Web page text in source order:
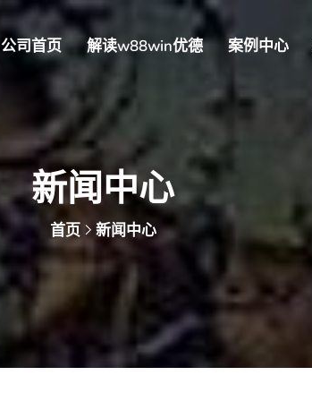
公司首页 解读w88win优德 案例中心
新闻中心
首页 新闻中心